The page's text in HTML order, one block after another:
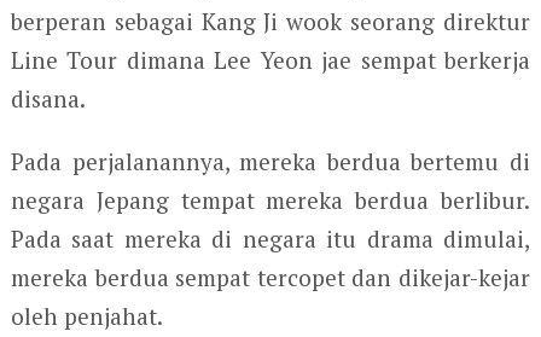
berperan sebagai Kang Ji wook seorang direktur
Line Tour dimana Lee Yeon jae sempat berkerja
disana.
Pada perjalanannya, mereka berdua bertemu di
negara Jepang tempat mereka berdua berlibur.
Pada saat mereka di negara itu drama dimulai,
mereka berdua sempat tercopet dan dikejar-kejar
oleh penjahat.